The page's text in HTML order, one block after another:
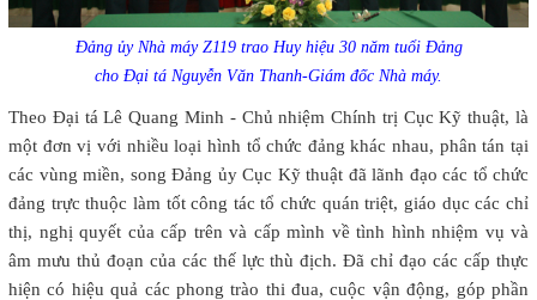
Đảng ủy Nhà máy Z119 trao Huy hiệu 30 năm tuổi Đảng
cho Đại tá Nguyễn Văn Thanh-Giám đốc Nhà máy.
Theo Đại tá Lê Quang Minh - Chủ nhiệm Chính trị Cục Kỹ thuật, là
một đơn vị với nhiều loại hình tổ chức đảng khác nhau, phân tán tại
các vùng miền, song Đảng ủy Cục Kỹ thuật đã lãnh đạo các tổ chức
đảng trực thuộc làm tốt công tác tổ chức quán triệt, giáo dục các chỉ
thị, nghị quyết của cấp trên và cấp mình về tình hình nhiệm vụ và
âm mưu thủ đoạn của các thế lực thù địch. Đã chỉ đạo các cấp thực
hiện có hiệu quả các phong trào thi đua, cuộc vận động, góp phần